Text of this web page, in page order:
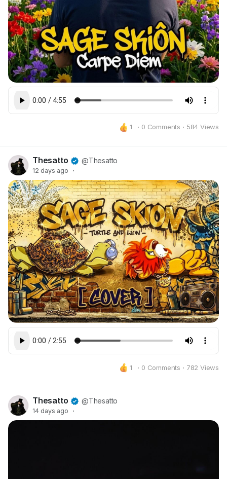
Настоящее — это всё, что у тебя есть. Прошлое
уже ушло, будущее не гарантировано. Carpe diem —
это напоминание: остановись, оглянись, возьми
этот миг и проживи его осознанно. Прямо сейчас.
Не путай это с безрассудством. Это не призыв
забыть о завтра. Это призыв не забыть о сегодня.
1 · 0 Comments · 584 Views
Thesatto @Thesatto
12 days ago ·
1 · 0 Comments · 782 Views
Thesatto @Thesatto
14 days ago ·